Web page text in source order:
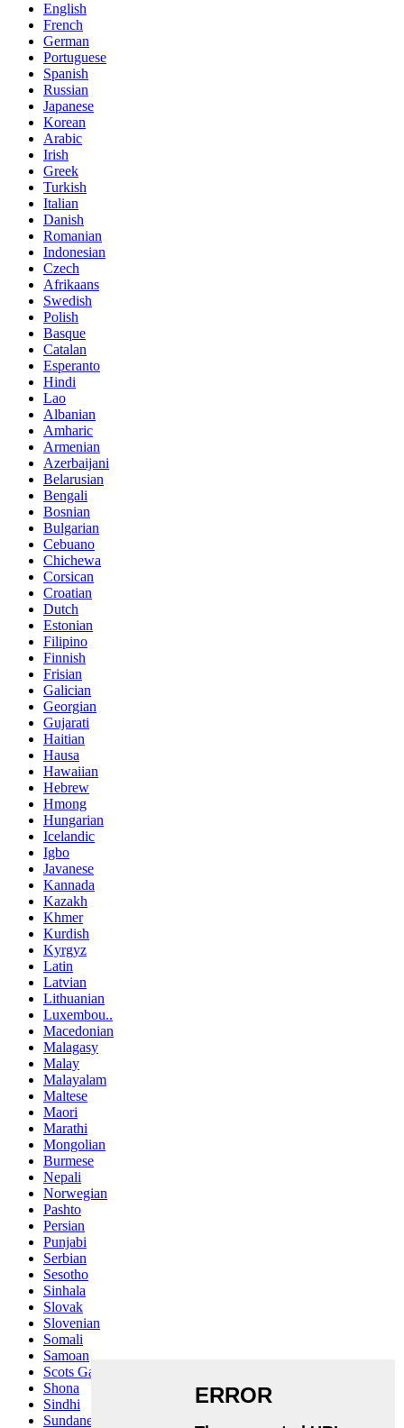
English
French
German
Portuguese
Spanish
Russian
Japanese
Korean
Arabic
Irish
Greek
Turkish
Italian
Danish
Romanian
Indonesian
Czech
Afrikaans
Swedish
Polish
Basque
Catalan
Esperanto
Hindi
Lao
Albanian
Amharic
Armenian
Azerbaijani
Belarusian
Bengali
Bosnian
Bulgarian
Cebuano
Chichewa
Corsican
Croatian
Dutch
Estonian
Filipino
Finnish
Frisian
Galician
Georgian
Gujarati
Haitian
Hausa
Hawaiian
Hebrew
Hmong
Hungarian
Icelandic
Igbo
Javanese
Kannada
Kazakh
Khmer
Kurdish
Kyrgyz
Latin
Latvian
Lithuanian
Luxembou..
Macedonian
Malagasy
Malay
Malayalam
Maltese
Maori
Marathi
Mongolian
Burmese
Nepali
Norwegian
Pashto
Persian
Punjabi
Serbian
Sesotho
Sinhala
Slovak
Slovenian
Somali
Samoan
Scots Gaelic
Shona
Sindhi
Sundanese